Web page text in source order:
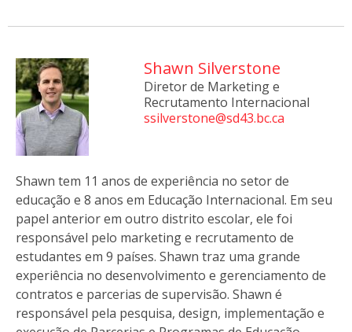
Shawn Silverstone
Diretor de Marketing e
Recrutamento Internacional
ssilverstone@sd43.bc.ca
Shawn tem 11 anos de experiência no setor de
educação e 8 anos em Educação Internacional. Em seu
papel anterior em outro distrito escolar, ele foi
responsável pelo marketing e recrutamento de
estudantes em 9 países. Shawn traz uma grande
experiência no desenvolvimento e gerenciamento de
contratos e parcerias de supervisão. Shawn é
responsável pela pesquisa, design, implementação e